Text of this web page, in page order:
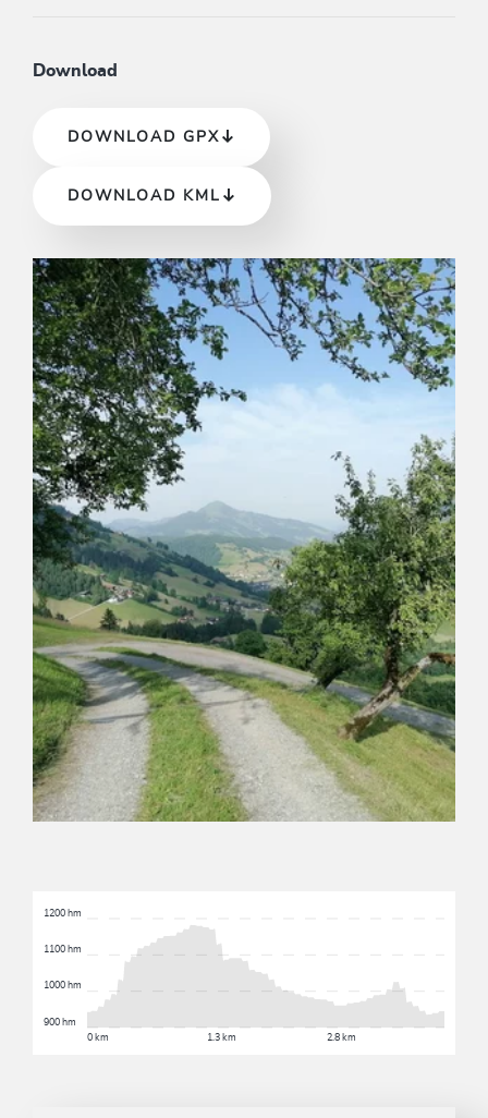
Download
DOWNLOAD GPX
DOWNLOAD KML
0 km 1.3 km 2.8 km
900 hm
1000 hm
1100 hm
1200 hm